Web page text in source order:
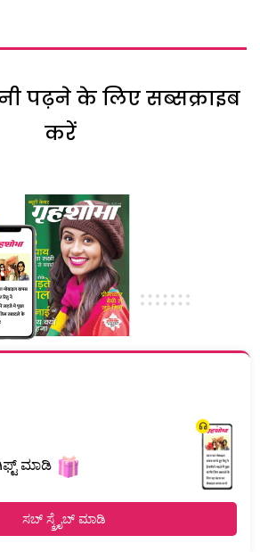
पढ़ने के लिए सब्सक्राइब
करें
ಮಾಡಿ
ಸಬ್ ಸ್ಕ್ರೈಬ್ ಮಾಡಿ